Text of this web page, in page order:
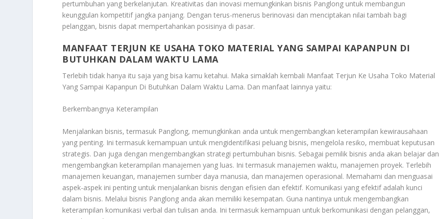
pertumbuhan yang berkelanjutan. Kreativitas dan inovasi memungkinkan bisnis Panglong untuk membangun
keunggulan kompetitif jangka panjang. Dengan terus-menerus berinovasi dan menciptakan nilai tambah bagi
pelanggan, bisnis dapat mempertahankan posisinya di pasar.
MANFAAT TERJUN KE USAHA TOKO MATERIAL YANG SAMPAI KAPANPUN DI
BUTUHKAN DALAM WAKTU LAMA
Terlebih tidak hanya itu saja yang bisa kamu ketahui. Maka simaklah kembali Manfaat Terjun Ke Usaha Toko Material
Yang Sampai Kapanpun Di Butuhkan Dalam Waktu Lama. Dan manfaat lainnya yaitu:
Berkembangnya Keterampilan
Menjalankan bisnis, termasuk Panglong, memungkinkan anda untuk mengembangkan keterampilan kewirausahaan
yang penting. Ini termasuk kemampuan untuk mengidentifikasi peluang bisnis, mengelola resiko, membuat keputusan
strategis. Dan juga dengan mengembangkan strategi pertumbuhan bisnis. Sebagai pemilik bisnis anda akan belajar dan
mengembangkan keterampilan manajemen yang luas. Ini termasuk manajemen waktu, manajemen proyek. Terlebih
manajemen keuangan, manajemen sumber daya manusia, dan manajemen operasional. Memahami dan menguasai
aspek-aspek ini penting untuk menjalankan bisnis dengan efisien dan efektif. Komunikasi yang efektif adalah kunci
dalam bisnis. Melalui bisnis Panglong anda akan memiliki kesempatan. Guna nantinya untuk mengembangkan
keterampilan komunikasi verbal dan tulisan anda. Ini termasuk kemampuan untuk berkomunikasi dengan pelanggan,